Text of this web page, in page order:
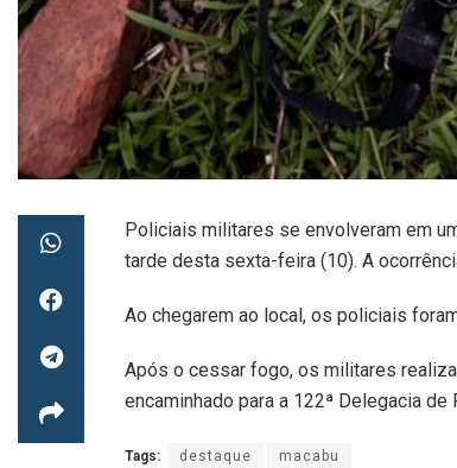
Policiais militares se envolveram em
tarde desta sexta-feira (10). A
Ao chegarem ao local, os policiais
Após o cessar fogo, os militares
encaminhado para a 122ª Delegacia de
Tags: destaque macabu